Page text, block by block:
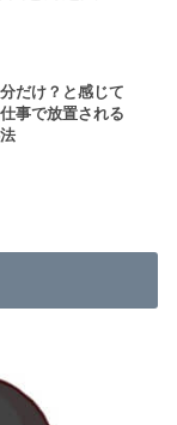
分だけ？と感じて
事で放置される